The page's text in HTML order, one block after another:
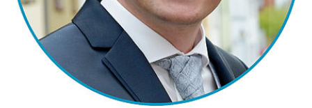
Augen zu verlieren.
Claudia Lippke steht neben dem Kraftwerk, welches das
gesamte Werk des Unternehmens Dow u. a. mit Strom
und Dampf versorgt. Hier begann ihr Weg 2013 nach
dem Studium der Verfahrenstechnik in Wismar als